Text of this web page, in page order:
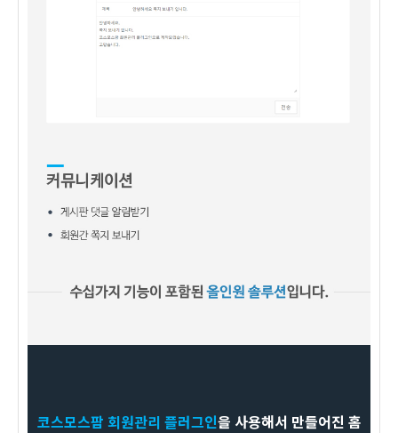
코스모스팜 회원관리 플러그인을 사용해서 만들어진 홈